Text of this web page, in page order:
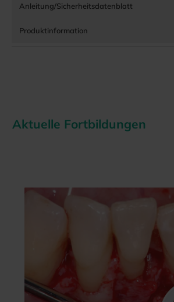
Anleitung/Sicherheitsdatenblatt
Produktinformation
Aktuelle Fortbildungen